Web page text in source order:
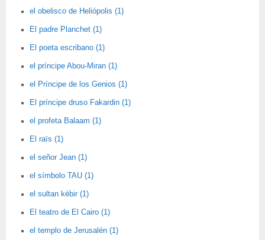
el obelisco de Heliópolis (1)
El padre Planchet (1)
El poeta escribano (1)
el príncipe Abou-Miran (1)
el Príncipe de los Genios (1)
El príncipe druso Fakardin (1)
el profeta Balaam (1)
El raïs (1)
el señor Jean (1)
el símbolo TAU (1)
el sultan kébir (1)
El teatro de El Cairo (1)
el templo de Jerusalén (1)